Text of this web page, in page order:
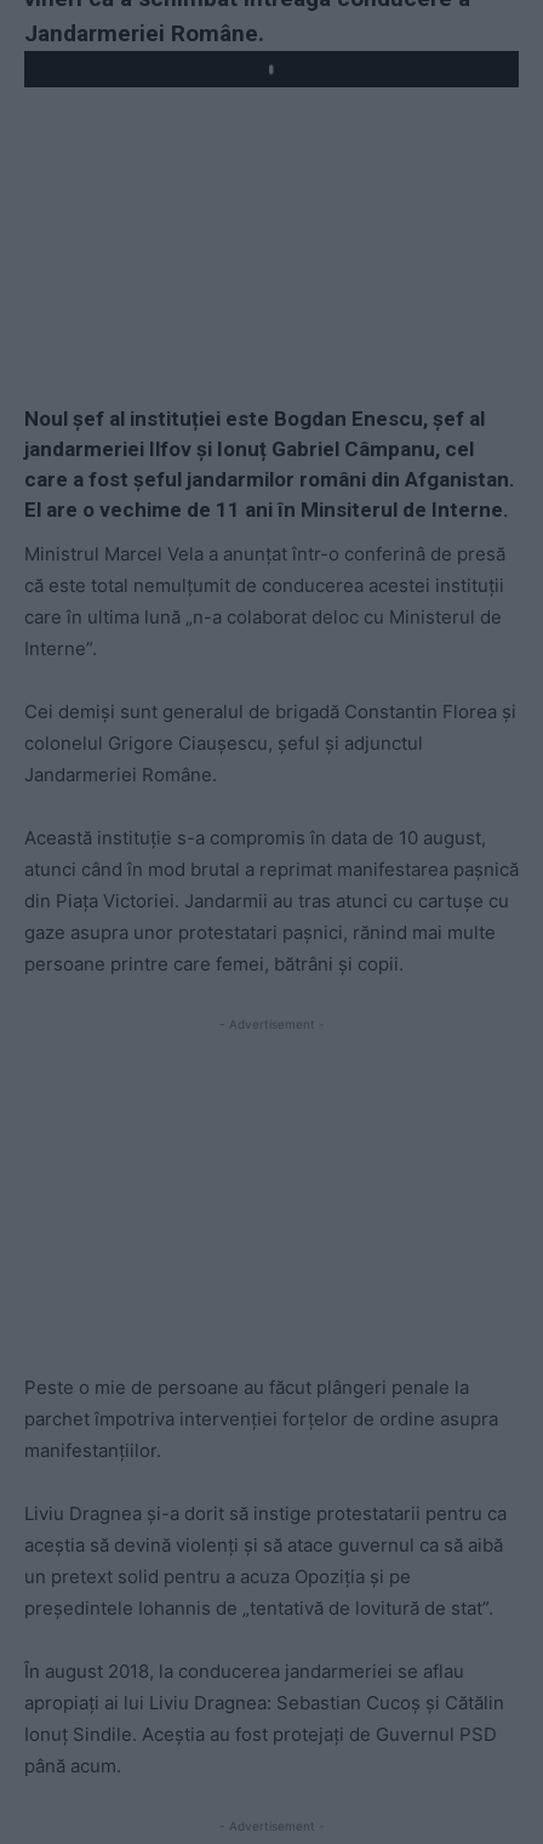
Jandarmeriei Române.
Play
Noul șef al instituției este Bogdan Enescu, șef al
jandarmeriei Ilfov și Ionuț Gabriel Câmpanu, cel
care a fost șeful jandarmilor români din Afganistan.
El are o vechime de 11 ani în Minsiterul de Interne.
Ministrul Marcel Vela a anunțat într-o conferinâ de presă
că este total nemulțumit de conducerea acestei instituții
care în ultima lună „n-a colaborat deloc cu Ministerul de
Interne”.
Cei demiși sunt generalul de brigadă Constantin Florea și
colonelul Grigore Ciaușescu, șeful și adjunctul
Jandarmeriei Române.
Această instituție s-a compromis în data de 10 august,
atunci când în mod brutal a reprimat manifestarea pașnică
din Piața Victoriei. Jandarmii au tras atunci cu cartușe cu
gaze asupra unor protestatari pașnici, rănind mai multe
persoane printre care femei, bătrâni și copii.
- Advertisement -
Peste o mie de persoane au făcut plângeri penale la
parchet împotriva intervenției forțelor de ordine asupra
manifestanțiilor.
Liviu Dragnea și-a dorit să instige protestatarii pentru ca
aceștia să devină violenți și să atace guvernul ca să aibă
un pretext solid pentru a acuza Opoziția și pe
președintele Iohannis de „tentativă de lovitură de stat”.
În august 2018, la conducerea jandarmeriei se aflau
apropiați ai lui Liviu Dragnea: Sebastian Cucoș și Cătălin
Ionuț Sindile. Aceștia au fost protejați de Guvernul PSD
până acum.
- Advertisement -